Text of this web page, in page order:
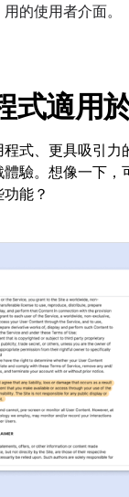
用的使用者介面。
式適用
式、更具吸引力
驗。想像一下，
能？